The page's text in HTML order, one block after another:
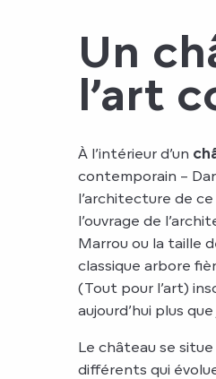
Un
l’art
À l’intérieur d’un
contemporain –
l’architecture de
l’ouvrage de
Marrou ou la taille
classique arbore
(Tout pour l’art)
aujourd’hui plus
Le château se situe
différents qui